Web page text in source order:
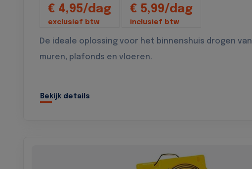
€ 4,95/dag
exclusief btw
€ 5,99/dag
inclusief btw
De ideale oplossing voor het binnenshuis drogen van
muren, plafonds en vloeren.
Bekijk details